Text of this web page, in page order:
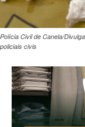
Polícia Civil de Canela/
policiais civis